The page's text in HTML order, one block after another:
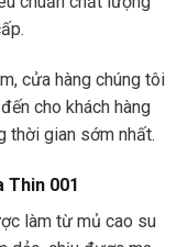
cửa hàng chúng tôi
cho khách hàng
thời gian sớm nhất.
Thin 001
làm từ mủ cao su